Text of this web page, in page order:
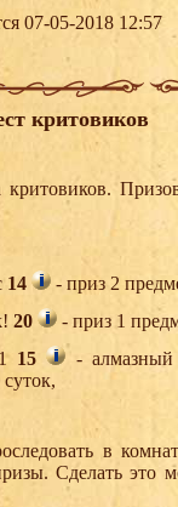
07-05-2018 12:57
критовиков
критовиков.
14
- приз 2
20
- приз 1
15
-
в
Сделать это